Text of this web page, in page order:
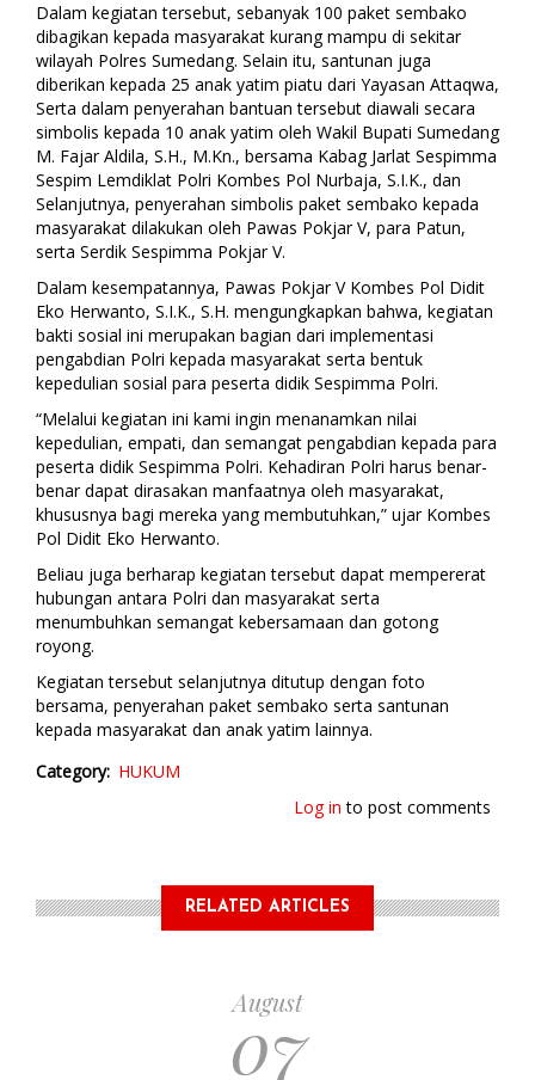
Dalam kegiatan tersebut, sebanyak 100 paket sembako
dibagikan kepada masyarakat kurang mampu di sekitar
wilayah Polres Sumedang. Selain itu, santunan juga
diberikan kepada 25 anak yatim piatu dari Yayasan Attaqwa,
Serta dalam penyerahan bantuan tersebut diawali secara
simbolis kepada 10 anak yatim oleh Wakil Bupati Sumedang
M. Fajar Aldila, S.H., M.Kn., bersama Kabag Jarlat Sespimma
Sespim Lemdiklat Polri Kombes Pol Nurbaja, S.I.K., dan
Selanjutnya, penyerahan simbolis paket sembako kepada
masyarakat dilakukan oleh Pawas Pokjar V, para Patun,
serta Serdik Sespimma Pokjar V.
Dalam kesempatannya, Pawas Pokjar V Kombes Pol Didit
Eko Herwanto, S.I.K., S.H. mengungkapkan bahwa, kegiatan
bakti sosial ini merupakan bagian dari implementasi
pengabdian Polri kepada masyarakat serta bentuk
kepedulian sosial para peserta didik Sespimma Polri.
“Melalui kegiatan ini kami ingin menanamkan nilai
kepedulian, empati, dan semangat pengabdian kepada para
peserta didik Sespimma Polri. Kehadiran Polri harus benar-
benar dapat dirasakan manfaatnya oleh masyarakat,
khususnya bagi mereka yang membutuhkan,” ujar Kombes
Pol Didit Eko Herwanto.
Beliau juga berharap kegiatan tersebut dapat mempererat
hubungan antara Polri dan masyarakat serta
menumbuhkan semangat kebersamaan dan gotong
royong.
Kegiatan tersebut selanjutnya ditutup dengan foto
bersama, penyerahan paket sembako serta santunan
kepada masyarakat dan anak yatim lainnya.
Category HUKUM
Log in to post comments
RELATED ARTICLES
August
07